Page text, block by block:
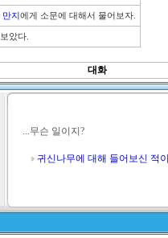
만지에게 소문에 대해서 물어보자.
았다.
대화
...무슨 일이지?
귀신나무에 대해 들어보신 적